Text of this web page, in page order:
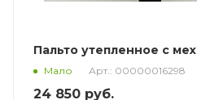
Пальто утепленное с
Мало Арт.: 00000016298
24 850 руб.